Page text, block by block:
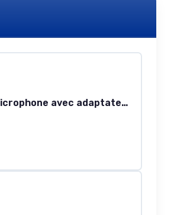
Rode Wireless Pro Kit de microphone avec adaptateur manuel Interview GO et protection anti-vent keepdrum en fourrure Noir